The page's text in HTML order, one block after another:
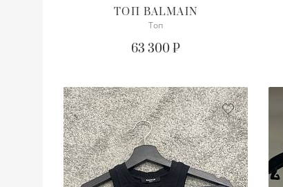
СОСТОЯНИЕ
нужного размера
ПОДРОБНЕЕ
ТОП BALMAIN
Топ
63 300 ₽